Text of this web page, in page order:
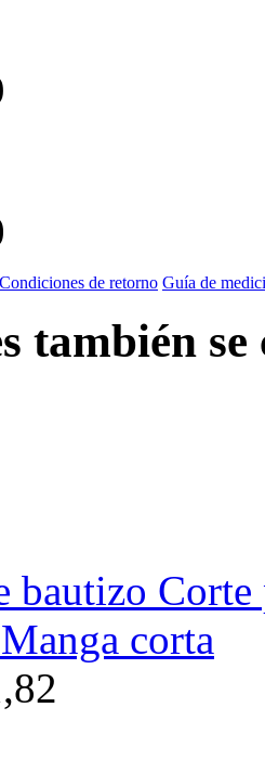
Condiciones de retorno Guía de
también se
bautizo Corte
corta